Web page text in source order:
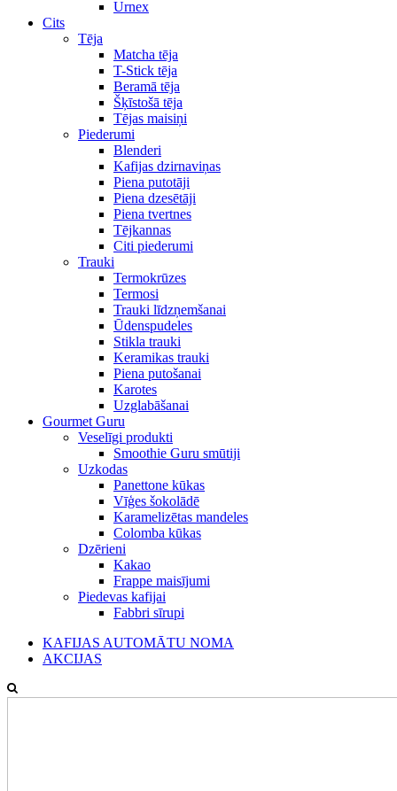
Urnex
Cits
Tēja
Matcha tēja
T-Stick tēja
Beramā tēja
Šķīstošā tēja
Tējas maisiņi
Piederumi
Blenderi
Kafijas dzirnaviņas
Piena putotāji
Piena dzesētāji
Piena tvertnes
Tējkannas
Citi piederumi
Trauki
Termokrūzes
Termosi
Trauki līdzņemšanai
Ūdenspudeles
Stikla trauki
Keramikas trauki
Piena putošanai
Karotes
Uzglabāšanai
Gourmet Guru
Veselīgi produkti
Smoothie Guru smūtiji
Uzkodas
Panettone kūkas
Vīģes šokolādē
Karamelizētas mandeles
Colomba kūkas
Dzērieni
Kakao
Frappe maisījumi
Piedevas kafijai
Fabbri sīrupi
KAFIJAS AUTOMĀTU NOMA
AKCIJAS